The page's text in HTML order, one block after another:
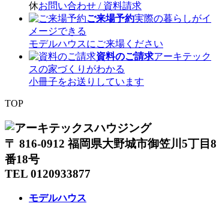
休お問い合わせ / 資料請求
ご来場予約実際の暮らしがイ
メージできる
モデルハウスにご来場ください
資料のご請求アーキテック
スの家づくりがわかる
小冊子をお送りしています
TOP
〒 816-0912 福岡県大野城市御笠川5丁目8
番18号
TEL 0120933877
モデルハウス